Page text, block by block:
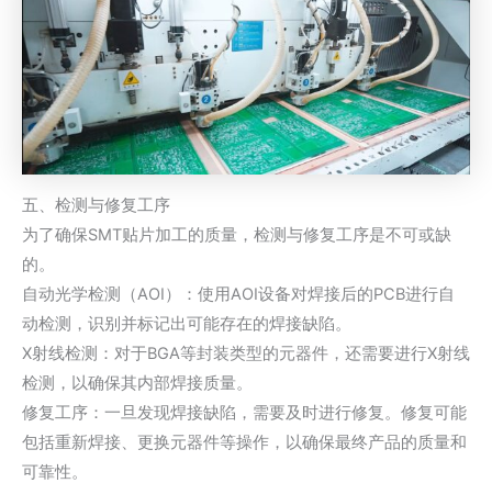
五、检测与修复工序
为了确保SMT贴片加工的质量，检测与修复工序是不可或缺
的。
自动光学检测（AOI）：使用AOI设备对焊接后的PCB进行自
动检测，识别并标记出可能存在的焊接缺陷。
X射线检测：对于BGA等封装类型的元器件，还需要进行X射线
检测，以确保其内部焊接质量。
修复工序：一旦发现焊接缺陷，需要及时进行修复。修复可能
包括重新焊接、更换元器件等操作，以确保最终产品的质量和
可靠性。